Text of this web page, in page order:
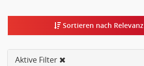
Sortieren nach Relevanz
Aktive Filter